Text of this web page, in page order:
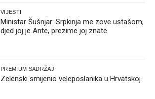
VIJESTI
Ministar Šušnjar: Srpkinja me zove ustašom,
djed joj je Ante, prezime joj znate
PREMIUM SADRŽAJ
Zelenski smijenio veleposlanika u Hrvatskoj